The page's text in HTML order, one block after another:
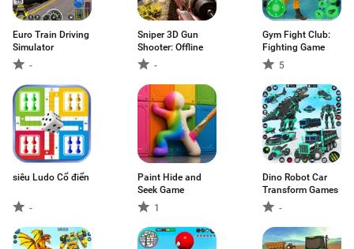
Euro Train Driving
Simulator
-
Sniper 3D Gun
Shooter: Offline
-
Gym Fight Club:
Fighting Game
5
siêu Ludo Cổ điển
-
Paint Hide and
Seek Game
1
Dino Robot Car
Transform Games
-